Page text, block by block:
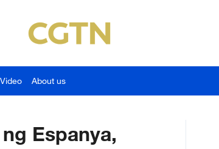
Video About us
Espanya,